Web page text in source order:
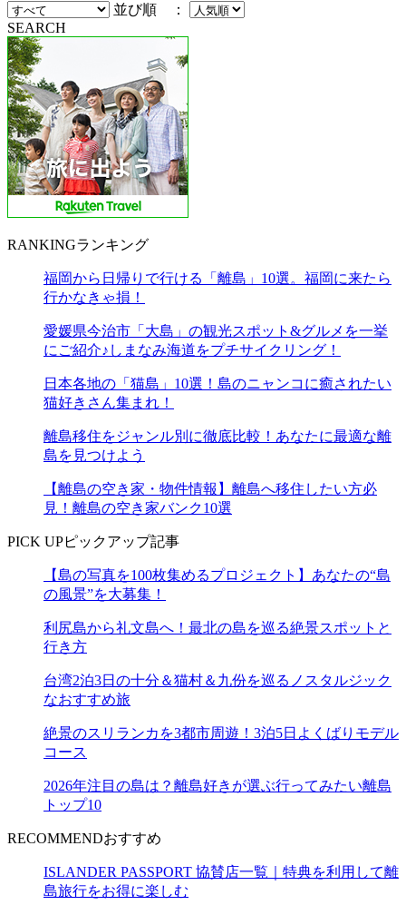
並び順 ：
SEARCH
RANKINGランキング
福岡から日帰りで行ける「離島」10選。福岡に来たら
行かなきゃ損！
愛媛県今治市「大島」の観光スポット&グルメを一挙
にご紹介♪しまなみ海道をプチサイクリング！
日本各地の「猫島」10選！島のニャンコに癒されたい
猫好きさん集まれ！
離島移住をジャンル別に徹底比較！あなたに最適な離
島を見つけよう
【離島の空き家・物件情報】離島へ移住したい方必
見！離島の空き家バンク10選
PICK UPピックアップ記事
【島の写真を100枚集めるプロジェクト】あなたの“島
の風景”を大募集！
利尻島から礼文島へ！最北の島を巡る絶景スポットと
行き方
台湾2泊3日の十分＆猫村＆九份を巡るノスタルジック
なおすすめ旅
絶景のスリランカを3都市周遊！3泊5日よくばりモデル
コース
2026年注目の島は？離島好きが選ぶ行ってみたい離島
トップ10
RECOMMENDおすすめ
ISLANDER PASSPORT 協賛店一覧｜特典を利用して離
島旅行をお得に楽しむ